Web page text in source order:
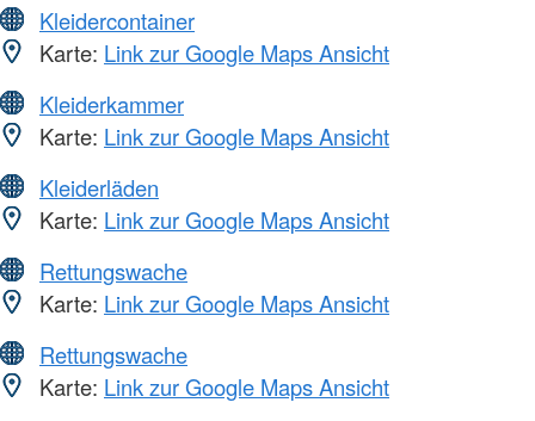
Kleidercontainer
Karte: Link zur Google Maps Ansicht
Kleiderkammer
Karte: Link zur Google Maps Ansicht
Kleiderläden
Karte: Link zur Google Maps Ansicht
Rettungswache
Karte: Link zur Google Maps Ansicht
Rettungswache
Karte: Link zur Google Maps Ansicht